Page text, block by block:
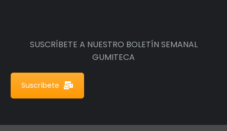
SUSCRÍBETE A NUESTRO BOLETÍN SEMANAL
GUMITECA
Suscríbete